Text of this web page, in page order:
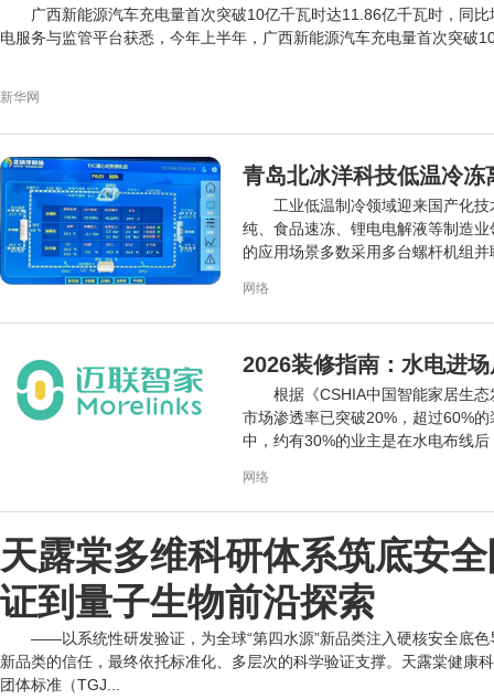
广西新能源汽车充电量首次突破10亿千瓦时达11.86亿千瓦时，同
电服务与监管平台获悉，今年上半年，广西新能源汽车充电量首次突破
新华网
青岛北冰洋科技低温冷
工业低温制冷领域迎来国产化
纯、食品速冻、锂电电解液等制造
的应用场景多数采用多台螺杆机组
网络
2026装修指南：水电进
根据《CSHIA中国智能家居生
市场渗透率已突破20%，超过60%
中，约有30%的业主是在水电布线
网络
天露棠多维科研体系筑底安
证到量子生物前沿探索
——以系统性研发验证，为全球“第四水源”新品类注入硬核安全底色
新品类的信任，最终依托标准化、多层次的科学验证支撑。天露棠健康
团体标准（TGJ...